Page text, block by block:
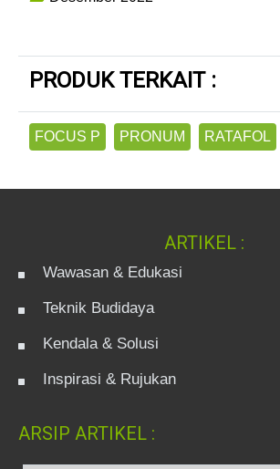
PRODUK TERKAIT :
FOCUS P PRONUM RATAFOL
ARTIKEL :
Wawasan & Edukasi
Teknik Budidaya
Kendala & Solusi
Inspirasi & Rujukan
ARSIP ARTIKEL :